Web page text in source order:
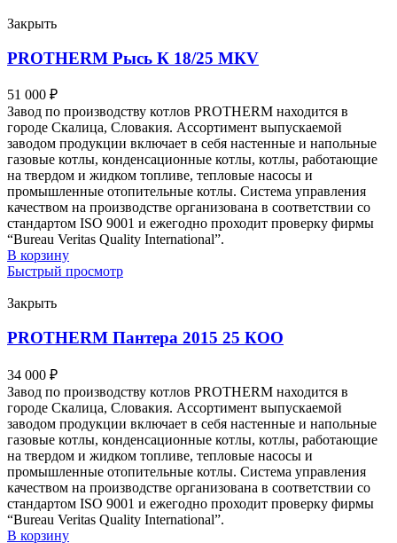
Закрыть
PROTHERM Рысь К 18/25 MКV
51 000 ₽
Завод по производству котлов PROTHERM находится в
городе Скалица, Словакия. Ассортимент выпускаемой
заводом продукции включает в себя настенные и напольные
газовые котлы, конденсационные котлы, котлы, работающие
на твердом и жидком топливе, тепловые насосы и
промышленные отопительные котлы. Система управления
качеством на производстве организована в соответствии со
стандартом ISO 9001 и ежегодно проходит проверку фирмы
“Bureau Veritas Quality International”.
В корзину
Быстрый просмотр
Закрыть
PROTHERM Пантера 2015 25 КОО
34 000 ₽
Завод по производству котлов PROTHERM находится в
городе Скалица, Словакия. Ассортимент выпускаемой
заводом продукции включает в себя настенные и напольные
газовые котлы, конденсационные котлы, котлы, работающие
на твердом и жидком топливе, тепловые насосы и
промышленные отопительные котлы. Система управления
качеством на производстве организована в соответствии со
стандартом ISO 9001 и ежегодно проходит проверку фирмы
“Bureau Veritas Quality International”.
В корзину